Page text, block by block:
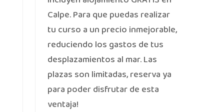
Calpe. Para que puedas realizar
tu curso a un precio inmejorable,
reduciendo los gastos de tus
desplazamientos al mar. Las
plazas son limitadas, reserva ya
para poder disfrutar de esta
ventaja!